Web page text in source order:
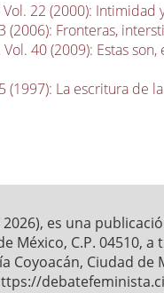
22 (2000): Intimidad
(2006): Fronteras,
40 (2009): Estas son,
(1997): La escritura de
2026), es una
México, C.P. 04510,
Ciudad de